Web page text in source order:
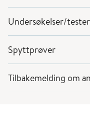
Undersøkelser/tester
Spyttprøver
Tilbakemelding om